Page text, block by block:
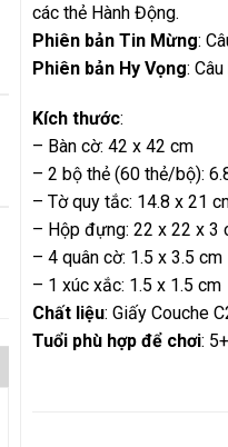
các thẻ Hành Động.
Phiên bản Tin Mừng:
Phiên bản Hy Vọng:
Kích thước:
– Bàn cờ: 42 x 42 cm
– 2 bộ thẻ (60 thẻ/bộ):
– Tờ quy tắc: 14.8 x 21
– Hộp đựng: 22 x 22 x 3
– 4 quân cờ: 1.5 x 3.5 cm
– 1 xúc xắc: 1.5 x 1.5 cm
Chất liệu: Giấy Couche
Tuổi phù hợp để chơi: 5+